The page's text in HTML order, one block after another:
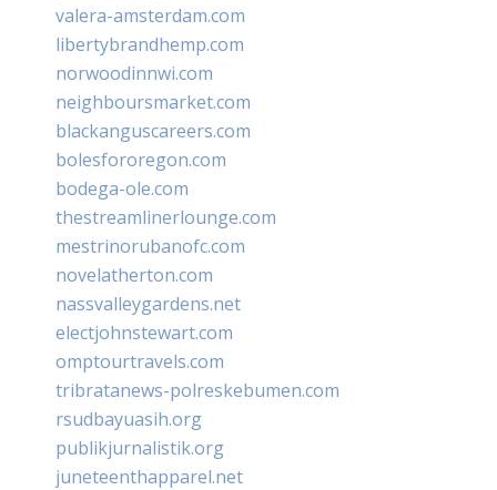
valera-amsterdam.com
libertybrandhemp.com
norwoodinnwi.com
neighboursmarket.com
blackanguscareers.com
bolesfororegon.com
bodega-ole.com
thestreamlinerlounge.com
mestrinorubanofc.com
novelatherton.com
nassvalleygardens.net
electjohnstewart.com
omptourtravels.com
tribratanews-polreskebumen.com
rsudbayuasih.org
publikjurnalistik.org
juneteenthapparel.net